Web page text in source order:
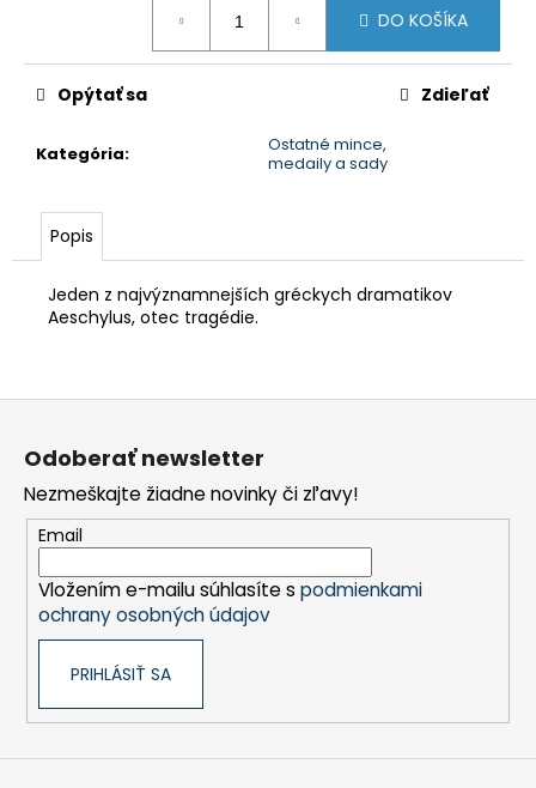
DO KOŠÍKA
Kategória:
Ostatné mince,
medaily a sady
Opýtať sa Zdieľať
Popis
Jeden z najvýznamnejších gréckych dramatikov
Aeschylus, otec tragédie.
Z
Odoberať newsletter
Nezmeškajte žiadne novinky či zľavy!
Email
Vložením e-mailu súhlasíte s podmienkami
ochrany osobných údajov
PRIHLÁSIŤ SA